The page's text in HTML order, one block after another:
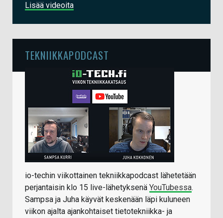
Lisää videoita
TEKNIIKKAPODCAST
io-techin viikottainen tekniikkapodcast lähetetään
perjantaisin klo 15 live-lähetyksenä YouTubessa.
Sampsa ja Juha käyvät keskenään läpi kuluneen
viikon ajalta ajankohtaiset tietotekniikka- ja